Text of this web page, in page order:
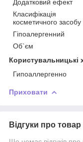
Додатковий ефект
Класифікація
косметичного засобу
Гіпоалергенний
Об`єм
Користувальницькі
Гипоаллергенно
Приховати
Відгуки про товар